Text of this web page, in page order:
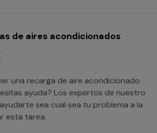
de aires acondicionados
una recarga de aire acondicionado
ayuda? Los expertos de nuestro
sea cual sea tu problema a la
esta tarea.